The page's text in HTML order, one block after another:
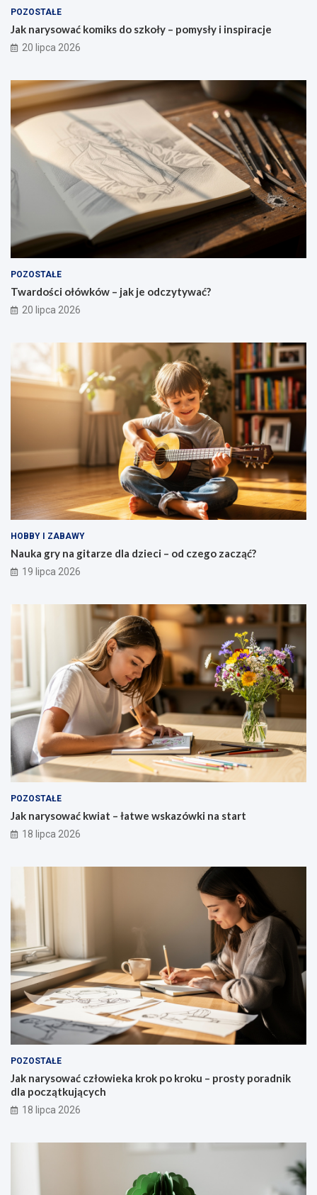
POZOSTAŁE
Jak narysować komiks do szkoły – pomysły i inspiracje
20 lipca 2026
POZOSTAŁE
Twardości ołówków – jak je odczytywać?
20 lipca 2026
HOBBY I ZABAWY
Nauka gry na gitarze dla dzieci – od czego zacząć?
19 lipca 2026
POZOSTAŁE
Jak narysować kwiat – łatwe wskazówki na start
18 lipca 2026
POZOSTAŁE
Jak narysować człowieka krok po kroku – prosty poradnik
dla początkujących
18 lipca 2026